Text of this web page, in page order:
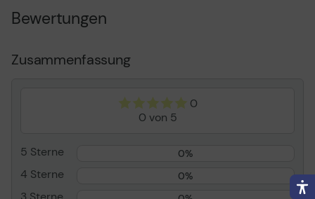
Kabel
(AWG)
Anschluss/Anschlüsse
1 x HDMI Typ A, 19-polig -
männlich
Anschluss/Anschlüsse
männlich
Technische Merkmale
(HEC), Audio Return
Channel (ARC), 3D-
Bewertungen
Zusammenfassung
0
0 von 5
5 Sterne 0%
4 Sterne 0%